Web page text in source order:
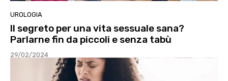
UROLOGIA
Il segreto per una vita sessuale sana?
Parlarne fin da piccoli e senza tabù
29/02/2024